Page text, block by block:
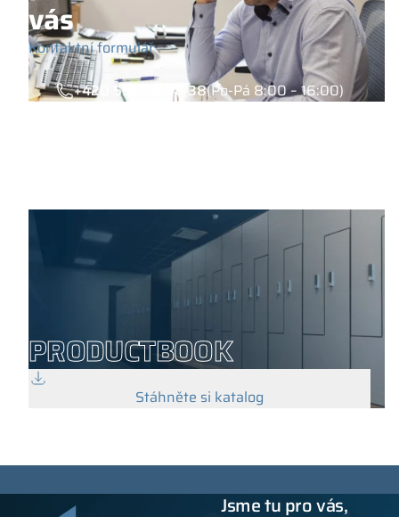
vás
Kontaktní formulář
+420 558 74 68 38(Po-Pá 8:00 – 16:00)
PRODUCTBOOK
Stáhněte si katalog
Jsme tu pro vás,